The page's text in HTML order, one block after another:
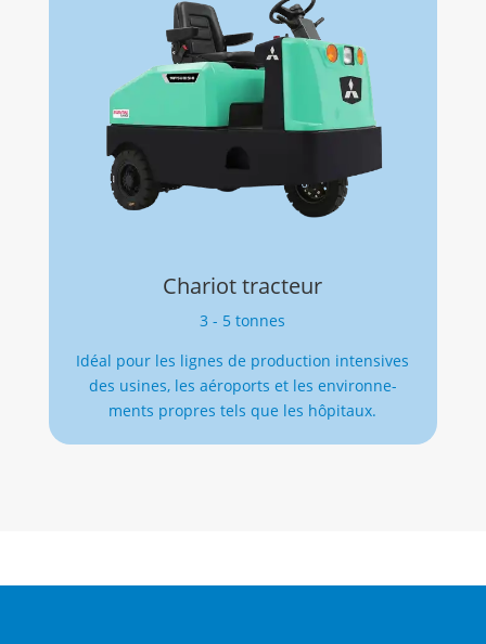
Chariot tracteur
3 - 5 tonnes
Idéal pour les lignes de production intensives
des usines, les aéroports et les en­vi­ron­ne­
ments propres tels que les hôpitaux.